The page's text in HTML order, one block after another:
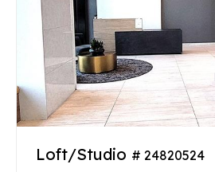
Loft/Studio # 24820524